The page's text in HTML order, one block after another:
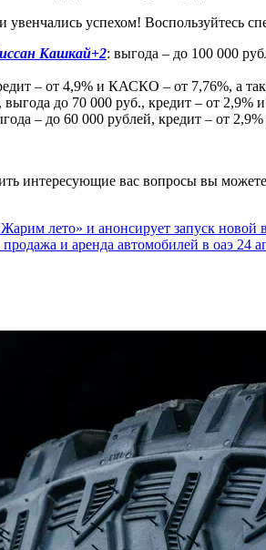
успехом! Воспользуйтесь
Кашкай+2: выгода – до 100 000
– от 4,9% и КАСКО – от 7,76%, а
выгода до 70 000 руб., кредит – от
– до 60 000 рублей, кредит – от
интересующие вас вопросы вы
лето» и анонсирует запуск
и аренда автомобилей в оаэ 24